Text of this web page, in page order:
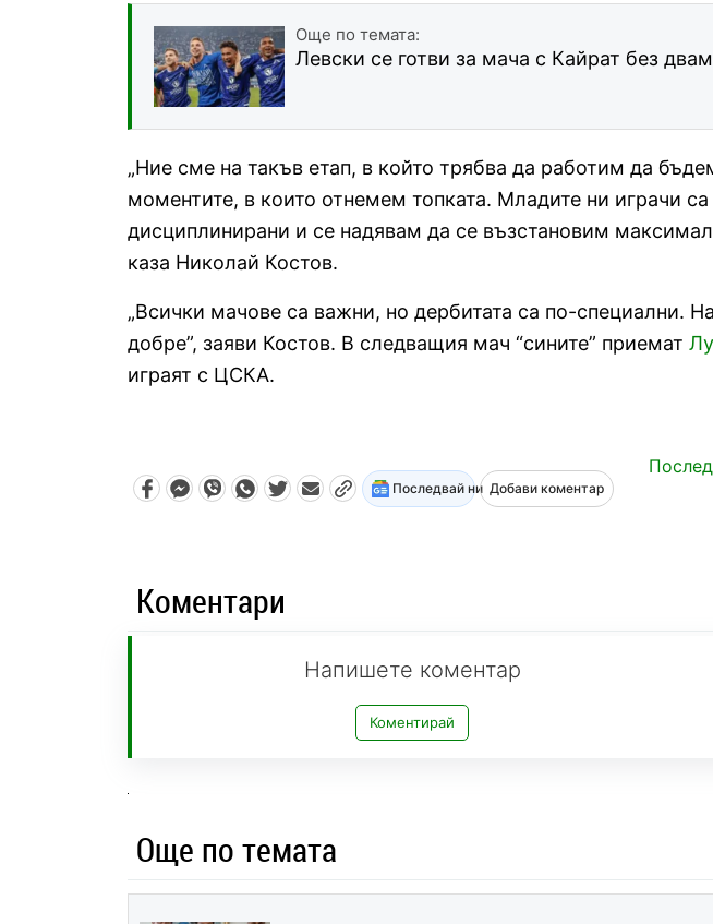
Още по темата:
Левски се готви за мача с Кайрат без
„Ние сме на такъв етап, в който трябва да работим да
моментите, в които отнемем топката. Младите ни играчи
дисциплинирани и се надявам да се възстановим
каза Николай Костов.
„Всички мачове са важни, но дербитата са по-специални.
добре”, заяви Костов. В следващия мач “сините” приемат
играят с ЦСКА.
Последвай ни Добави коментар
Коментари
Напишете коментар
Коментирай
Още по темата